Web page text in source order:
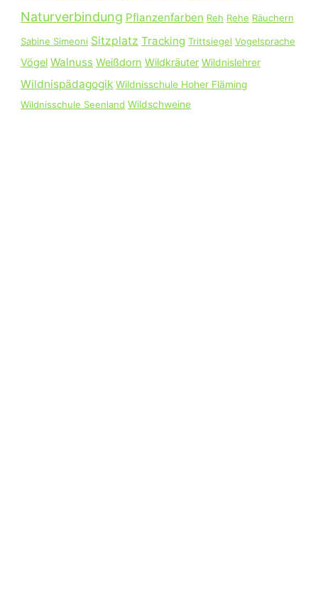
Naturverbindung Pflanzenfarben Reh Rehe Räuchern
Sabine Simeoni Sitzplatz Tracking Trittsiegel Vogelsprache
Vögel Walnuss Weißdorn Wildkräuter Wildnislehrer
Wildnispädagogik Wildnisschule Hoher Fläming
Wildnisschule Seenland Wildschweine